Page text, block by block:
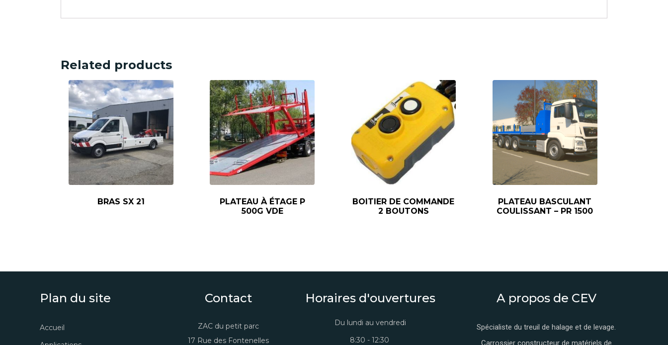
Related products
BRAS SX 21
PLATEAU À ÉTAGE P
500G VDE
BOITIER DE COMMANDE
2 BOUTONS
PLATEAU BASCULANT
COULISSANT – PR 1500
Plan du site
Accueil
Contact
ZAC du petit parc
17 Rue des Fontenelles
Horaires d'ouvertures
Du lundi au vendredi
8:30 - 12:30
A propos de CEV
Spécialiste du treuil de halage et de levage.
Carrossier constructeur de matériels de